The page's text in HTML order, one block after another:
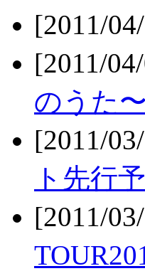
[2011/
[2011/
のうた
[2011/
ト先行
[2011/